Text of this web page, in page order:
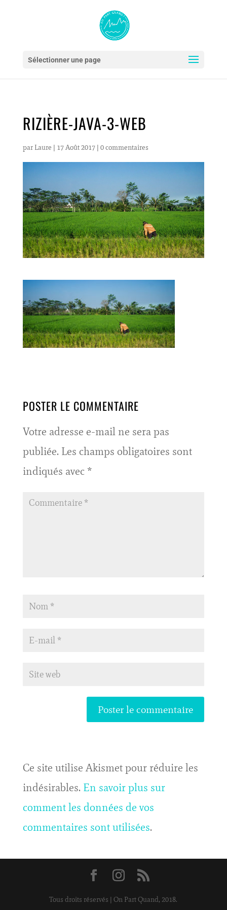
Sélectionner une page
RIZIÈRE-JAVA-3-WEB
par Laure | 17 Août 2017| 0 commentaires
POSTER LE COMMENTAIRE
Votre adresse e-mail ne sera pas
publiée. Les champs obligatoires sont
indiqués avec *
Ce site utilise Akismet pour réduire les
indésirables. En savoir plus sur
comment les données de vos
commentaires sont utilisées.
Tous droits réservés | On Part Quand, 2018.